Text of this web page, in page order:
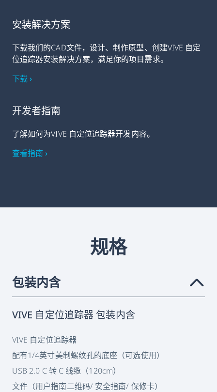
安装解决方案
下载我们的CAD文件，设计、制作原型、创建VIVE 自定
位追踪器安装解决方案，满足你的项目需求。
下载 ›
开发者指南
了解如何为VIVE 自定位追踪器开发内容。
查看指南 ›
规格
包装内含 ›
VIVE 自定位追踪器 包装内含
VIVE 自定位追踪器
配有1/4英寸美制螺纹孔的底座（可选使用）
USB 2.0 C 转 C 线缆（120cm）
文件（用户指南二维码/ 安全指南/ 保修卡）